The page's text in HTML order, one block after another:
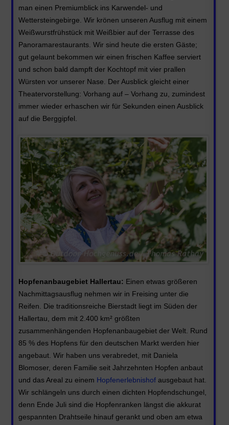
man einen Premiumblick ins Karwendel- und
Wettersteingebirge. Wir krönen unseren Ausflug mit einem
Weißwurstfrühstück mit Weißbier auf der Terrasse des
Panoramarestaurants. Wir sind heute die ersten Gäste;
gut gelaunt bekommen wir einen frischen Kaffee serviert
und schon bald dampft der Kochtopf mit vier prallen
Würsten vor unserer Nase. Der Ausblick gleicht einer
Theatervorstellung: Vorhang auf – Vorhang zu, zumindest
immer wieder erhaschen wir für Sekunden einen Ausblick
auf die Berggipfel.
Hopfenanbaugebiet Hallertau: Einen etwas größeren
Nachmittagsausflug nehmen wir in Freising unter die
Reifen. Die traditionsreiche Bierstadt liegt im Süden der
Hallertau, dem mit 2.400 km² größten
zusammenhängenden Hopfenanbaugebiet der Welt. Rund
85 % des Hopfens für den deutschen Markt werden hier
angebaut. Wir haben uns verabredet, mit Daniela
Blomoser, deren Familie seit Jahrzehnten Hopfen anbaut
und das Areal zu einem Hopfenerlebnishofausgebaut hat.
Wir schlängeln uns durch einen dichten Hopfendschungel,
denn Ende Juli sind die Hopfenranken längst die akkurat
gespannten Drahtseile hinauf gerankt und oben am etwa